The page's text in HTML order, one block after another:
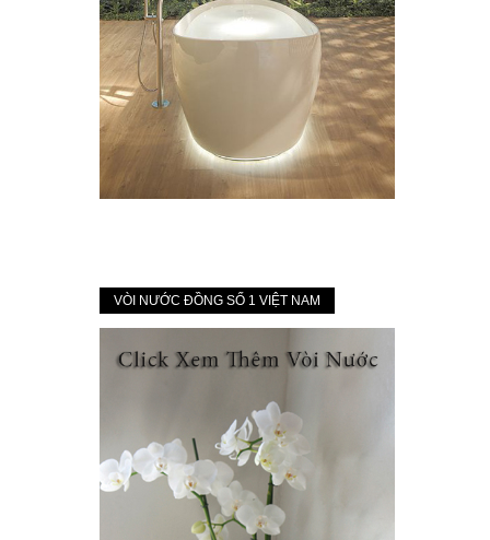
VÒI NƯỚC ĐỒNG SỐ 1 VIỆT NAM